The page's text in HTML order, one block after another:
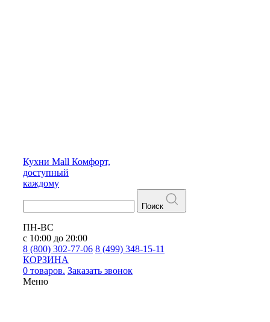
Кухни Mall Комфорт,
доступный
каждому
Поиск
ПН-ВС
с 10:00 до 20:00
8 (800) 302-77-06 8 (499) 348-15-11
КОРЗИНА
0 товаров. Заказать звонок
Меню